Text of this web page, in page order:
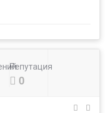
Репутация
0